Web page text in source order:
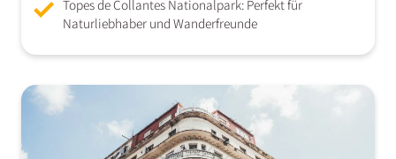
Topes de Collantes Nationalpark: Perfekt für
Naturliebhaber und Wanderfreunde